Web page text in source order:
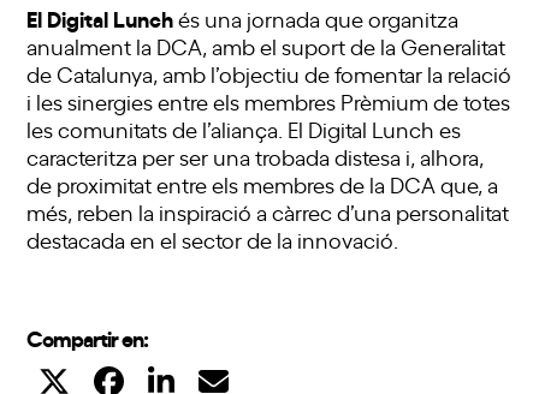
El Digital Lunchés una jornada que organitza
anualment la DCA, amb el suport de la Generalitat
de Catalunya, amb l’objectiu de fomentar la relació
i les sinergies entre els membres Prèmium de totes
les comunitats de l’aliança. El Digital Lunch es
caracteritza per ser una trobada distesa i, alhora,
de proximitat entre els membres de la DCA que, a
més, reben la inspiració a càrrec d’una personalitat
destacada en el sector de la innovació.
Compartir en: